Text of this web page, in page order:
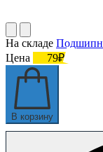
На складе
Цена
79₽
В корзину